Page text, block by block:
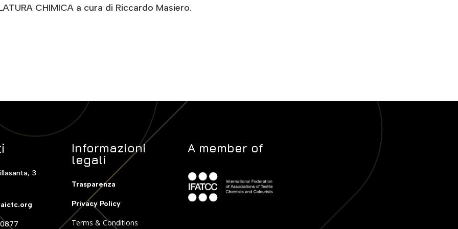
CHIMICA a cura di Riccardo Masiero.
3
Informazioni
legali
Trasparenza
Privacy Policy
Terms & Conditions
A member of